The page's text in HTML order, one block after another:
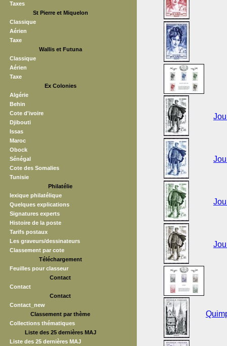
Taxes
St Pierre et Miquelon
Classique
Aérien
Taxe
Wallis et Futuna
Classique
Aérien
Taxe
Ex Colonies
Algérie
Behin
Cote d'ivoire
Djibouti
Issas
Maroc
Obock
Sénégal
Cote des Somalies
Tunisie
Philatélie
lexique philatélique
Quelques explications
Signatures experts
Histoire de la poste
Tarifs postaux
Les graveurs/dessinateurs
Classement par cote
Téléchargement
Feuilles pour classeur
Contact
Contact
Contact
Contact_new
Classement par thème
Collections thématiques
Liste des 25 dernières MAJ
Liste des 25 dernières MAJ